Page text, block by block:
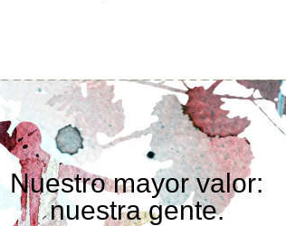
Nuestro mayor valor:
nuestra gente.